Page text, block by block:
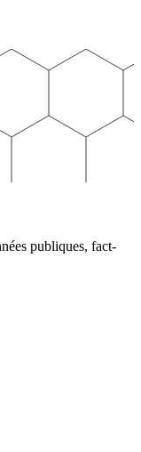
publiques, fact-